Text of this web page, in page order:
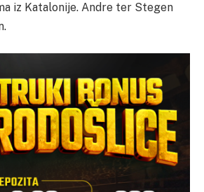
iz Katalonije. Andre ter Stegen